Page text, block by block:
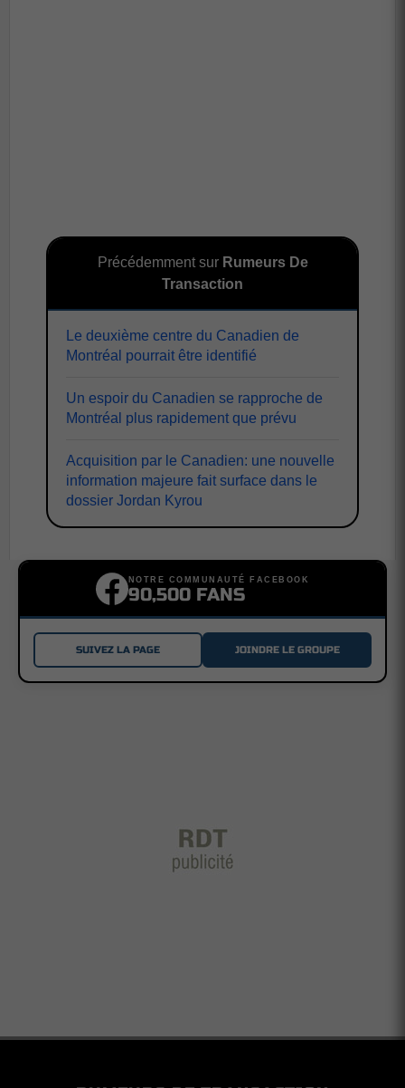
Précédemment sur Rumeurs De
Transaction
Le deuxième centre du Canadien de
Montréal pourrait être identifié
Un espoir du Canadien se rapproche de
Montréal plus rapidement que prévu
Acquisition par le Canadien: une nouvelle
information majeure fait surface dans le
dossier Jordan Kyrou
NOTRE COMMUNAUTÉ FACEBOOK
90,500 FANS
SUIVEZ LA PAGE JOINDRE LE GROUPE